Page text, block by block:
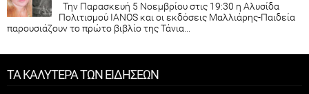
Την Παρασκευή 5 Νοεμβρίου στις 19:30 η Αλυσίδα
Πολιτισμού IANOS και οι εκδόσεις Μαλλιάρης-Παιδεία
παρουσιάζουν το πρώτο βιβλίο της Τάνια...
ΤΑ ΚΑΛΥΤΕΡΑ ΤΩΝ ΕΙΔΗΣΕΩΝ